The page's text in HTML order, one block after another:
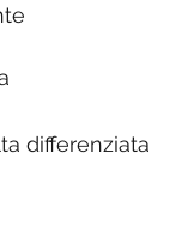
differenziata